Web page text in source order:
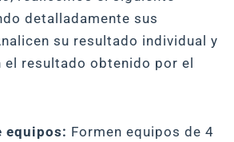
detalladamente sus
su resultado individual y
resultado obtenido por el
equipos: Formen equipos de 4